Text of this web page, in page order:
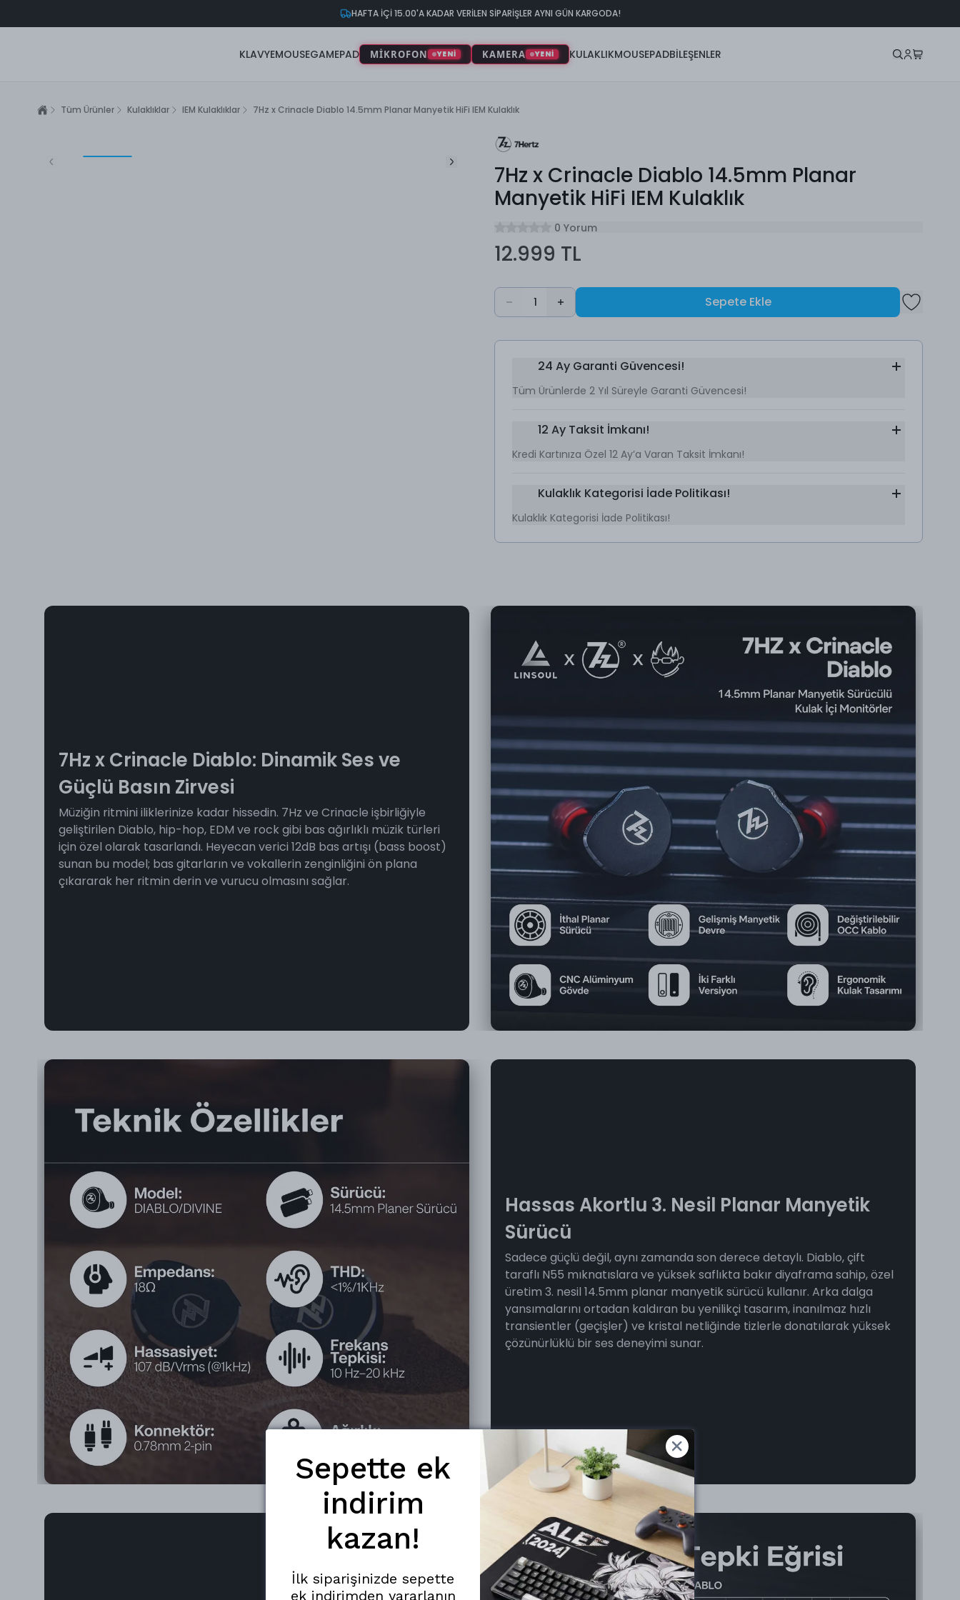
HAFTA İÇİ 15.00'A KADAR VERİLEN SİPARİŞLER AYNI GÜN KARGODA!
KLAVYEMOUSEGAMEPAD MİKROFON YENİ KAMERA YENİ KULAKLIKMOUSEPADBİLEŞENLER
Tüm Ürünler Kulaklıklar IEM Kulaklıklar 7Hz x Crinacle Diablo 14.5mm Planar Manyetik HiFi IEM Kulaklık
7Hz x Crinacle Diablo 14.5mm Planar
Manyetik HiFi IEM Kulaklık
0 Yorum
12.999 TL
1 Sepete Ekle
24 Ay Garanti Güvencesi!
Tüm Ürünlerde 2 Yıl Süreyle Garanti Güvencesi!
12 Ay Taksit İmkanı!
Kredi Kartınıza Özel 12 Ay’a Varan Taksit İmkanı!
Kulaklık Kategorisi İade Politikası!
Kulaklık Kategorisi İade Politikası!
7Hz x Crinacle Diablo: Dinamik Ses ve
Güçlü Basın Zirvesi
Müziğin ritmini iliklerinize kadar hissedin. 7Hz ve Crinacle işbirliğiyle
geliştirilen Diablo, hip-hop, EDM ve rock gibi bas ağırlıklı müzik türleri
için özel olarak tasarlandı. Heyecan verici 12dB bas artışı (bass boost)
sunan bu model; bas gitarların ve vokallerin zenginliğini ön plana
çıkararak her ritmin derin ve vurucu olmasını sağlar.
Hassas Akortlu 3. Nesil Planar Manyetik
Sürücü
Sadece güçlü değil, aynı zamanda son derece detaylı. Diablo, çift
taraflı N55 mıknatıslara ve yüksek saflıkta bakır diyaframa sahip, özel
üretim 3. nesil 14.5mm planar manyetik sürücü kullanır. Arka dalga
yansımalarını ortadan kaldıran bu yenilikçi tasarım, inanılmaz hızlı
transientler (geçişler) ve kristal netliğinde tizlerle donatılarak yüksek
çözünürlüklü bir ses deneyimi sunar.
Sepette ek
indirim
kazan!
İlk siparişinizde sepette
ek indirimden yararlanın